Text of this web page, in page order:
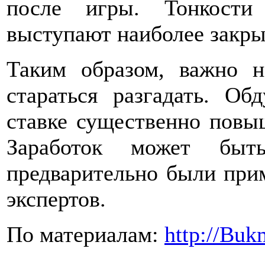
после игры.
выступают наиболее
Таким образом, важно
стараться разгадать.
ставке существенно
Заработок может
предварительно были
экспертов.
По материалам: http://